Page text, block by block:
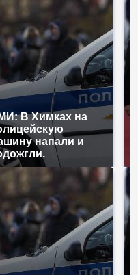
В Химках на
напали и